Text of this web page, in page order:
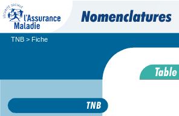
TNB > Fiche